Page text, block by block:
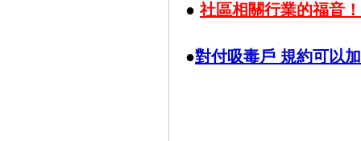
● 社區相關行業的福音
●對付吸毒戶 規約可以